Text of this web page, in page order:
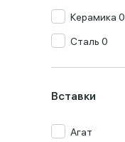
Керамика 0
Сталь 0
Вставки
Агат